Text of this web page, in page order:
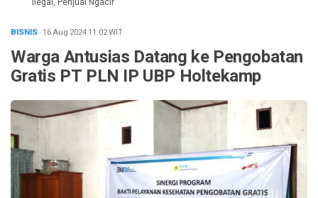
BISNIS· 16 Aug 202411:02WIT
Warga Antusias Datang ke Pengobatan
Gratis PT PLN IP UBP Holtekamp